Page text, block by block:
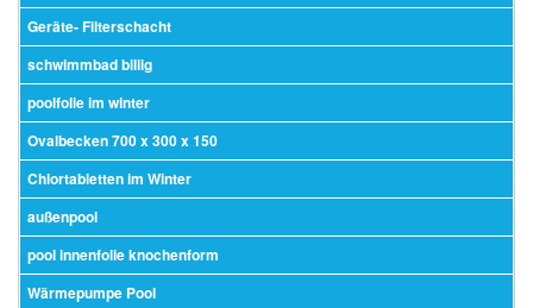
Geräte- Filterschacht
schwimmbad billig
poolfolie im winter
Ovalbecken 700 x 300 x 150
Chlortabletten im Winter
außenpool
pool innenfolie knochenform
Wärmepumpe Pool